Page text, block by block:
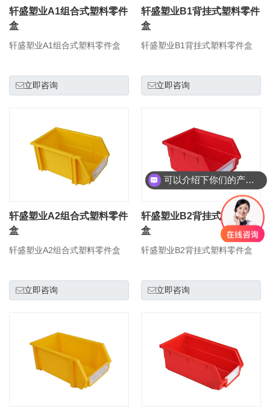
轩盛塑业A1组合式塑料零件
盒
轩盛塑业A1组合式塑料零件盒
立即咨询
轩盛塑业B1背挂式塑料零件
盒
轩盛塑业B1背挂式塑料零件盒
立即咨询
轩盛塑业A2组合式塑料零件
盒
轩盛塑业A2组合式塑料零件盒
立即咨询
轩盛塑业B2背挂式塑料零件
盒
轩盛塑业B2背挂式塑料零件盒
立即咨询
可以介绍下你们的产品么